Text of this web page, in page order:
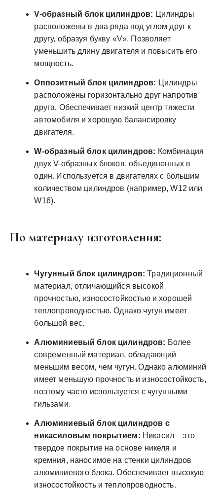
V-образный блок цилиндров: Цилиндры
расположены в два ряда под углом друг к
другу, образуя букву «V». Позволяет
уменьшить длину двигателя и повысить его
мощность.
Оппозитный блок цилиндров: Цилиндры
расположены горизонтально друг напротив
друга. Обеспечивает низкий центр тяжести
автомобиля и хорошую балансировку
двигателя.
W-образный блок цилиндров: Комбинация
двух V-образных блоков, объединенных в
один. Используется в двигателях с большим
количеством цилиндров (например, W12 или
W16).
По материалу изготовления:
Чугунный блок цилиндров: Традиционный
материал, отличающийся высокой
прочностью, износостойкостью и хорошей
теплопроводностью. Однако чугун имеет
большой вес.
Алюминиевый блок цилиндров: Более
современный материал, обладающий
меньшим весом, чем чугун. Однако алюминий
имеет меньшую прочность и износостойкость,
поэтому часто используется с чугунными
гильзами.
Алюминиевый блок цилиндров с
никасиловым покрытием: Никасил – это
твердое покрытие на основе никеля и
кремния, наносимое на стенки цилиндров
алюминиевого блока. Обеспечивает высокую
износостойкость и теплопроводность.